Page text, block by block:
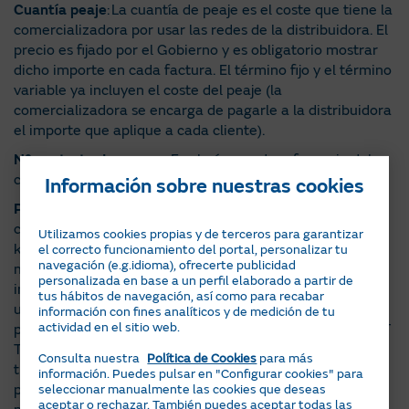
Cuantía peaje: La cuantía de peaje es el coste que tiene la
comercializadora por usar las redes de la distribuidora. El
precio es fijado por el Gobierno y es obligatorio mostrar
dicho importe en cada factura. El término fijo y el término
variable ya incluyen el coste del peaje (la
comercializadora se encarga de pagarle a la distribuidora
el importe que aplique a cada cliente).
Nº contrato de acceso: Es el número de referencia del
contrato de suministro con la empresa distribuidora.
Potencias contratadas Px
contratada, medida en kilowatios (kW). Es la cantidad de
kW de la que se quiere disponer para utilizar en un
momento dado (dentro de los límites que permita la
instalación). La potencia que debe contratar depende del
uso y consumo de los equipos eléctricos. Los tramos de
potencia dependen de la tarifa contratada; 2.0 TD, 2.0 DT
Trihoraria, 3.0 o 6.1. Si necesitas saber más sobre los
tramos horarios de potencia de las distintas tarifas
pinchaaquí. Si no has ajustado tu potencia, tendrás la
Información sobre nuestras cookies
Utilizamos cookies propias y de terceros para garantizar
el correcto funcionamiento del portal, personalizar tu
navegación (e.g.idioma), ofrecerte publicidad
personalizada en base a un perfil elaborado a partir de
tus hábitos de navegación, así como para recabar
información con fines analíticos y de medición de tu
actividad en el sitio web.
Consulta nuestra Política de Cookies para más
información. Puedes pulsar en "Configurar cookies" para
seleccionar manualmente las cookies que deseas
aceptar o rechazar. También puedes aceptar todas las